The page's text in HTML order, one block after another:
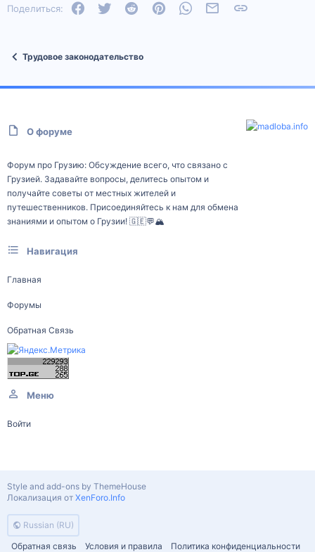
Поделиться: FacebookTwitter Reddit PinterestWhatsAppЭлектронная почта
Трудовое законодательство
О форуме
Форум про Грузию: Обсуждение всего, что связано с
Грузией. Задавайте вопросы, делитесь опытом и
получайте советы от местных жителей и
путешественников. Присоединяйтесь к нам для обмена
знаниями и опытом о Грузии! 🇬🇪💬🏔️
Навигация
Главная
Форумы
Обратная Связь
Меню
Войти
Russian (RU)
Обратная связь
Условия и правила Политика конфиденциальности
Style and add-ons by ThemeHouse
Локализация от XenForo.Info